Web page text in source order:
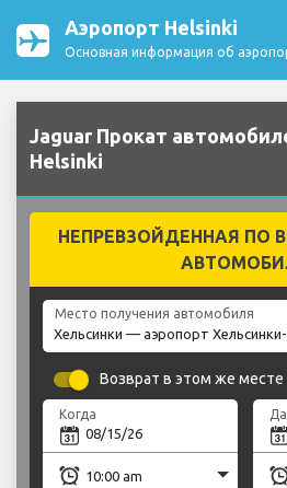
Аэропорт Helsinki
Основная информация об
Jaguar Прокат
Helsinki
НЕПРЕВЗОЙДЕННАЯ ПО
Место получения автомобиля
Возврат в этом же месте
Когда